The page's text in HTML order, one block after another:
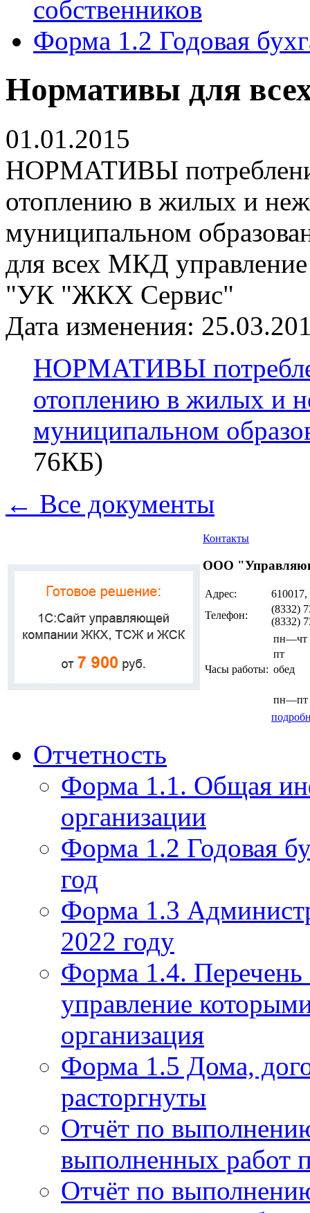
собственников
Форма 1.2 Годовая
Нормативы для
01.01.2015
НОРМАТИВЫ
отоплению в жилых и
муниципальном
для всех МКД
"УК "ЖКХ Сервис"
Дата изменения:
НОРМАТИВЫ
отоплению в жилых и
муниципальном
76КБ)
← Все документы
Контакты
ООО
Адрес:
Телефон:
(8332)
(8332)
Часы работы:
пн—чт
пт
обед
пн—пт
Отчетность
Форма 1.1. Общая
организации
Форма 1.2 Годовая
год
Форма 1.3
2022 году
Форма 1.4.
управление
организация
Форма 1.5 Дома,
расторгнуты
Отчёт по
выполненных работ
Отчёт по